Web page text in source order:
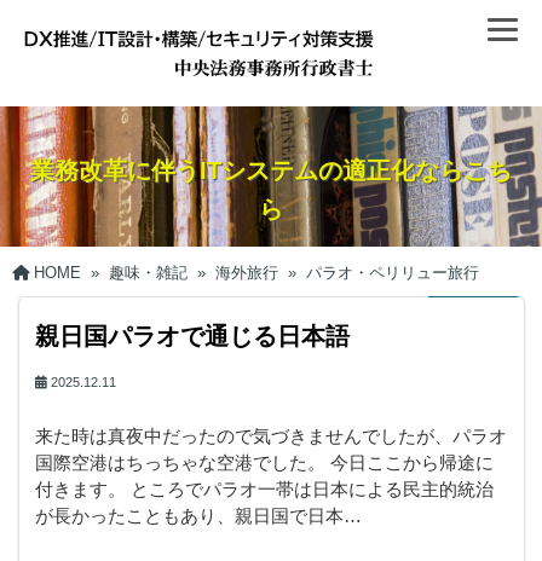
業務改革に伴うITシステムの適正化ならこち
ら
HOME » 趣味・雑記 » 海外旅行 » パラオ・ペリリュー旅行
親日国パラオで通じる日本語
2025.12.11
来た時は真夜中だったので気づきませんでしたが、パラオ
国際空港はちっちゃな空港でした。 今日ここから帰途に
付きます。 ところでパラオ一帯は日本による民主的統治
が長かったこともあり、親日国で日本…